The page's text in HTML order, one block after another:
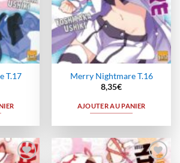
T.17
Merry Nightmare T.16
8,35€
AJOUTER AU PANIER